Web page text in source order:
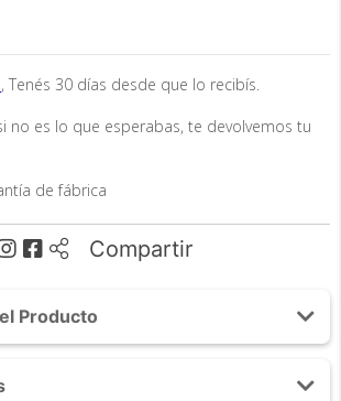
, Tenés 30 días desde que lo recibís.
no es lo que esperabas, te devolvemos tu
de fábrica
Compartir
Producto
Sinto TV
el producto que esperabas o
te aseguramos recibir el producto